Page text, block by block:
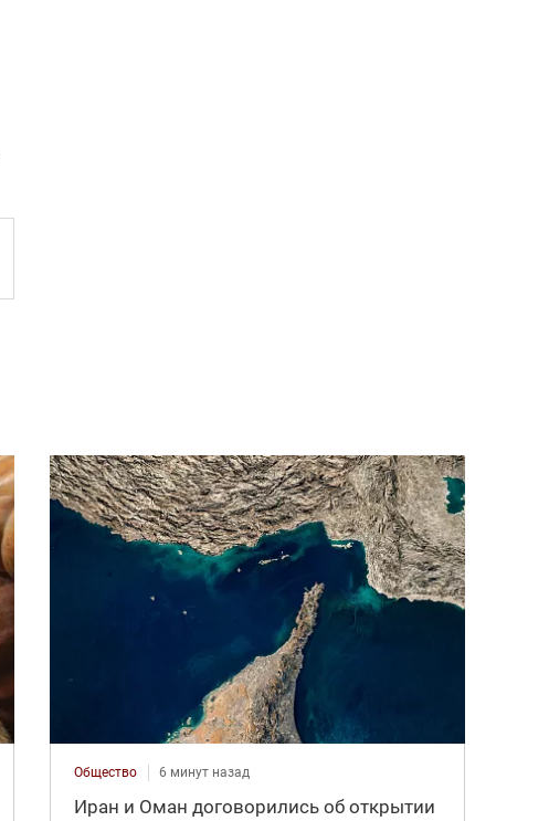
Общество 6 минут назад
Иран и Оман договорились об открытии